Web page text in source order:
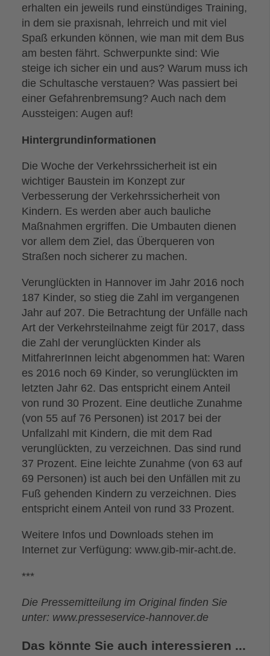
erhalten ein jeweils rund einstündiges Training,
in dem sie praxisnah, lehrreich und mit viel
Spaß erkunden können, wie man mit dem Bus
am besten fährt. Schwerpunkte sind: Wie
steige ich sicher ein und aus? Warum muss ich
die Schultasche verstauen? Was passiert bei
einer Gefahrenbremsung? Auch nach dem
Aussteigen: Augen auf!
Hintergrundinformationen
Die Woche der Verkehrssicherheit ist ein
wichtiger Baustein im Konzept zur
Verbesserung der Verkehrssicherheit von
Kindern. Es werden aber auch bauliche
Maßnahmen ergriffen. Die Umbauten dienen
vor allem dem Ziel, das Überqueren von
Straßen noch sicherer zu machen.
Verunglückten in Hannover im Jahr 2016 noch
187 Kinder, so stieg die Zahl im vergangenen
Jahr auf 207. Die Betrachtung der Unfälle nach
Art der Verkehrsteilnahme zeigt für 2017, dass
die Zahl der verunglückten Kinder als
MitfahrerInnen leicht abgenommen hat: Waren
es 2016 noch 69 Kinder, so verunglückten im
letzten Jahr 62. Das entspricht einem Anteil
von rund 30 Prozent. Eine deutliche Zunahme
(von 55 auf 76 Personen) ist 2017 bei der
Unfallzahl mit Kindern, die mit dem Rad
verunglückten, zu verzeichnen. Das sind rund
37 Prozent. Eine leichte Zunahme (von 63 auf
69 Personen) ist auch bei den Unfällen mit zu
Fuß gehenden Kindern zu verzeichnen. Dies
entspricht einem Anteil von rund 33 Prozent.
Weitere Infos und Downloads stehen im
Internet zur Verfügung: www.gib-mir-acht.de.
***
Die Pressemitteilung im Original finden Sie
unter: www.presseservice-hannover.de
Das könnte Sie auch interessieren ...